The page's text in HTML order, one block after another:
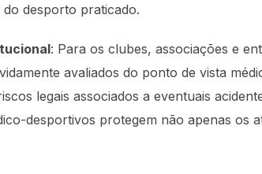
do desporto praticado.
: Para os clubes, associações e
avaliados do ponto de vista
legais associados a eventuais
desportivos protegem não apenas os